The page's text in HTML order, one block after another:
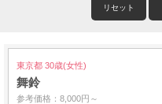
リセット
東京都 30歳(女性)
舞鈴
参考価格：8,000円～